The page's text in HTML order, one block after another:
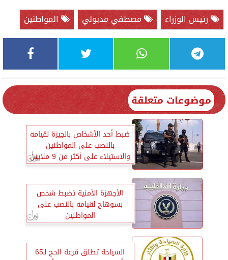
رئيس الوزراء
مصطفي مدبولي المواطنين
موضوعات متعلقة
ضبط أحد الأشخاص بالجيزة لقيامه
بالنصب على المواطنين
والاستيلاء على أكثر من 9 ملايين
بزعم توظيفها
الأجهزة الأمنية تضبط شخص
بسوهاج لقيامه بالنصب على
المواطنين
السياحة تطلق قرعة الحج لـ65